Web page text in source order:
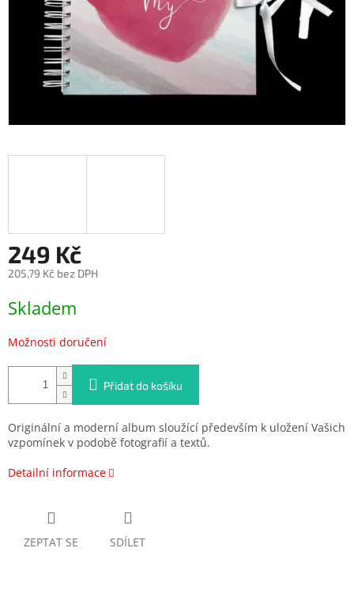
249 Kč
205,79 Kč bez DPH
cena:
Skladem
Možnosti doručení
Přidat do košíku
Originální a moderní album sloužící především k uložení Vašich
vzpomínek v podobě fotografií a textů.
Detailní informace
ZEPTAT SE SDÍLET